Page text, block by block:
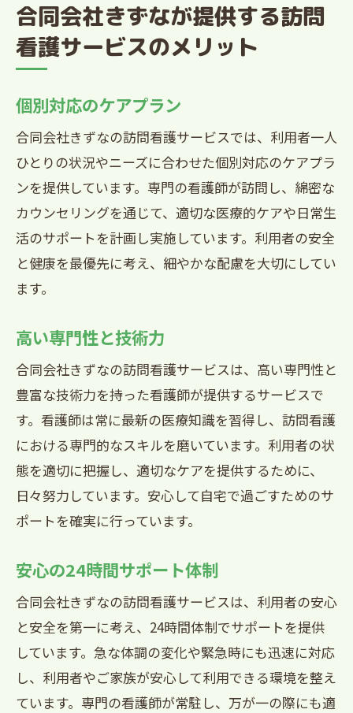
合同会社きずなが提供する訪問
看護サービスのメリット
個別対応のケアプラン
合同会社きずなの訪問看護サービスでは、利用者一人
ひとりの状況やニーズに合わせた個別対応のケアプラ
ンを提供しています。専門の看護師が訪問し、綿密な
カウンセリングを通じて、適切な医療的ケアや日常生
活のサポートを計画し実施しています。利用者の安全
と健康を最優先に考え、細やかな配慮を大切にしてい
ます。
高い専門性と技術力
合同会社きずなの訪問看護サービスは、高い専門性と
豊富な技術力を持った看護師が提供するサービスで
す。看護師は常に最新の医療知識を習得し、訪問看護
における専門的なスキルを磨いています。利用者の状
態を適切に把握し、適切なケアを提供するために、
日々努力しています。安心して自宅で過ごすためのサ
ポートを確実に行っています。
安心の24時間サポート体制
合同会社きずなの訪問看護サービスは、利用者の安心
と安全を第一に考え、24時間体制でサポートを提供
しています。急な体調の変化や緊急時にも迅速に対応
し、利用者やご家族が安心して利用できる環境を整え
ています。専門の看護師が常駐し、万が一の際にも適